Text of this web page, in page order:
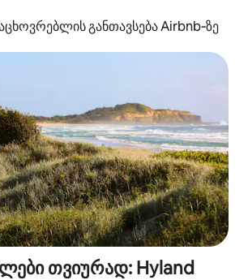
განთავსება Airbnb‑ზე
თვიურად: Hyland